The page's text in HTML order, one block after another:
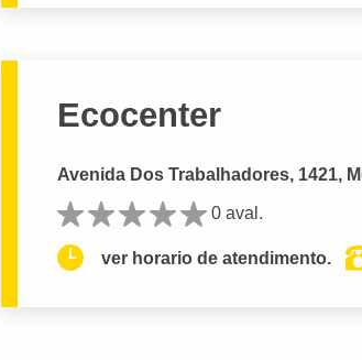
Ecocenter
Avenida Dos Trabalhadores, 1421,
0 aval.
ver horario de atendimento.